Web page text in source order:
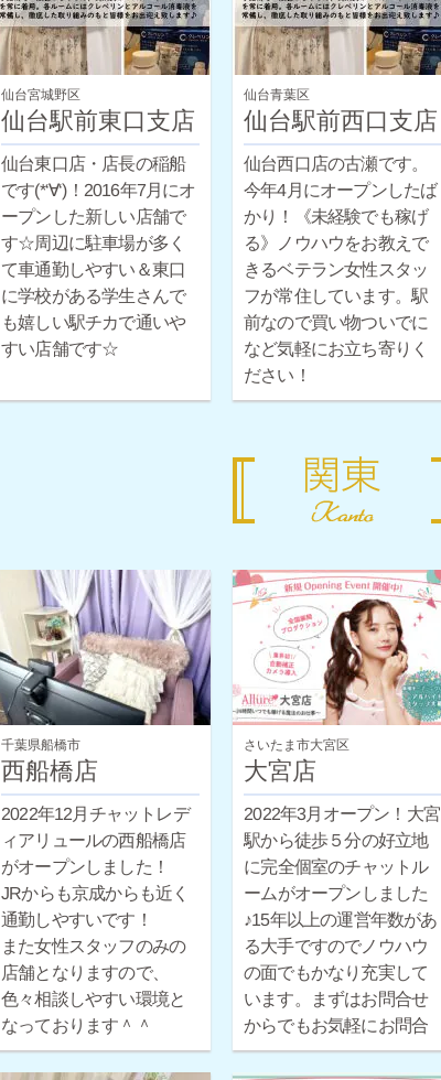
仙台宮城野区
仙台駅前東口支店
仙台東口店・店長の稲船
です(*‘∀‘)！2016年7月にオ
ープンした新しい店舗で
す☆周辺に駐車場が多く
て車通勤しやすい＆東口
に学校がある学生さんで
も嬉しい駅チカで通いや
すい店舗です☆
仙台青葉区
仙台駅前西口支店
仙台西口店の古瀬です。
今年4月にオープンしたば
かり！《未経験でも稼げ
る》ノウハウをお教えで
きるベテラン女性スタッ
フが常住しています。駅
前なので買い物ついでに
など気軽にお立ち寄りく
ださい！
千葉県船橋市
西船橋店
2022年12月チャットレデ
ィアリュールの西船橋店
がオープンしました！
JRからも京成からも近く
通勤しやすいです！
また女性スタッフのみの
店舗となりますので、
色々相談しやすい環境と
なっております＾＾
さいたま市大宮区
大宮店
2022年3月オープン！大宮
駅から徒歩５分の好立地
に完全個室のチャットル
ームがオープンしました
♪15年以上の運営年数があ
る大手ですのでノウハウ
の面でもかなり充実して
います。まずはお問合せ
からでもお気軽にお問合
せください。